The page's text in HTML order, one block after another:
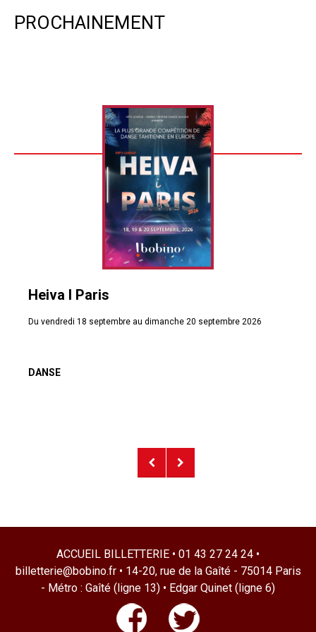
PROCHAINEMENT
Heiva I Paris
Du vendredi 18 septembre au dimanche 20 septembre 2026
DANSE
ACCUEIL BILLETTERIE • 01 43 27 24 24 •
billetterie@bobino.fr • 14-20, rue de la Gaîté - 75014 Paris
- Métro : Gaîté (ligne 13) • Edgar Quinet (ligne 6)